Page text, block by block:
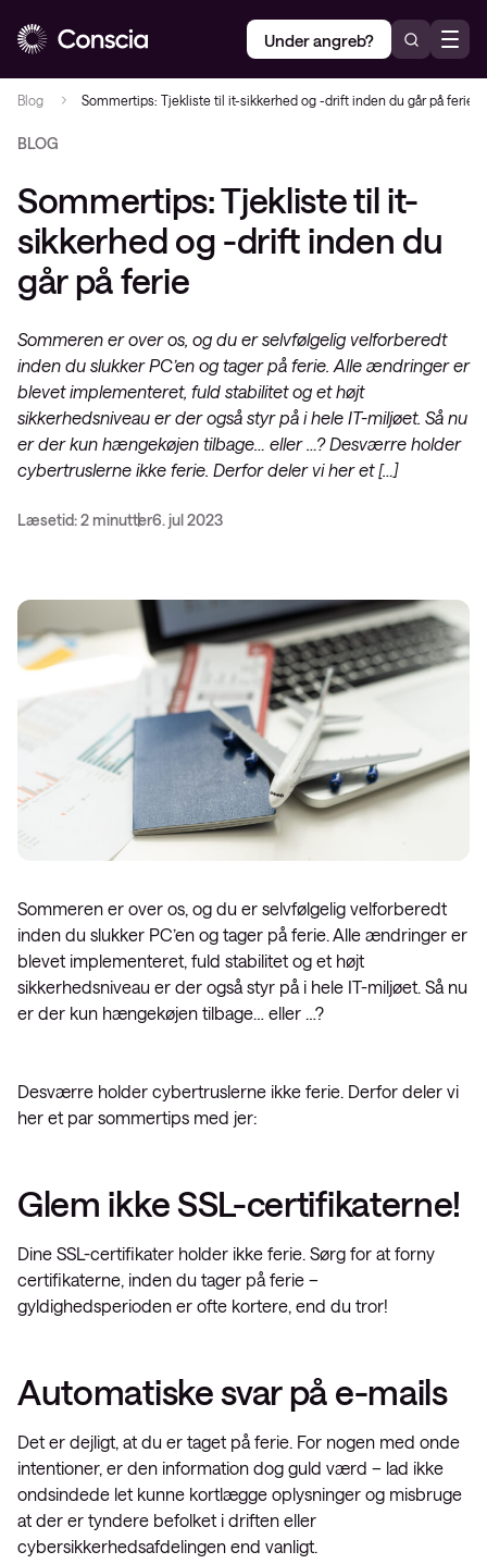
Under angreb?
Blog Sommertips: Tjekliste til it-sikkerhed og -drift inden du går på ferie
BLOG
Sommertips: Tjekliste til it-
sikkerhed og -drift inden du
går på ferie
Sommeren er over os, og du er selvfølgelig velforberedt
inden du slukker PC’en og tager på ferie. Alle ændringer er
blevet implementeret, fuld stabilitet og et højt
sikkerhedsniveau er der også styr på i hele IT-miljøet. Så nu
er der kun hængekøjen tilbage… eller …? Desværre holder
cybertruslerne ikke ferie. Derfor deler vi her et […]
Læsetid: 2 minutter6. jul 2023
Sommeren er over os, og du er selvfølgelig velforberedt
inden du slukker PC’en og tager på ferie. Alle ændringer er
blevet implementeret, fuld stabilitet og et højt
sikkerhedsniveau er der også styr på i hele IT-miljøet. Så nu
er der kun hængekøjen tilbage… eller …?
Desværre holder cybertruslerne ikke ferie. Derfor deler vi
her et par sommertips med jer:
Glem ikke SSL-certifikaterne!
Dine SSL-certifikater holder ikke ferie. Sørg for at forny
certifikaterne, inden du tager på ferie –
gyldighedsperioden er ofte kortere, end du tror!
Automatiske svar på e-mails
Det er dejligt, at du er taget på ferie. For nogen med onde
intentioner, er den information dog guld værd – lad ikke
ondsindede let kunne kortlægge oplysninger og misbruge
at der er tyndere befolket i driften eller
cybersikkerhedsafdelingen end vanligt.